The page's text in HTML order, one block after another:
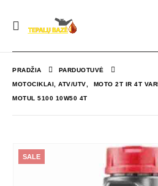
PRADŽIA PARDUOTUVĖ
MOTOCIKLAI, ATV/UTV MOTO 2T IR 4T
MOTUL 5100 10W50 4T
SALE